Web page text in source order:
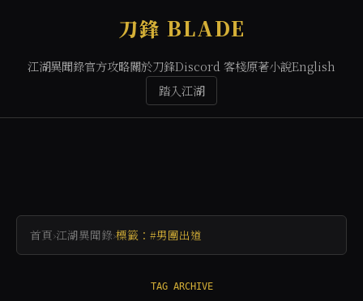
刀鋒 BLADE
江湖異聞錄官方攻略關於刀鋒Discord 客棧原著小說English
踏入江湖
首頁›江湖異聞錄›標籤：#男團出道
TAG ARCHIVE